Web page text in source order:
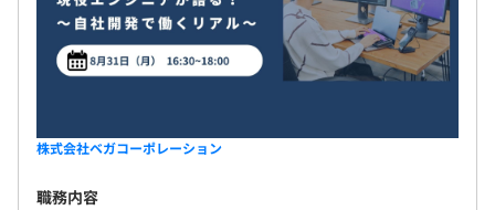
株式会社ベガコーポレーション
職務内容